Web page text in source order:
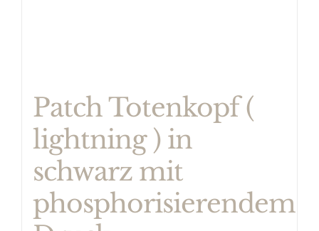
Patch Totenkopf (
lightning ) in
schwarz mit
phosphorisierendem